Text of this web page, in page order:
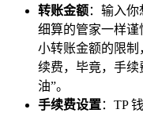
转账金额：输入
细算的管家一样
小转账金额的限
续费，毕竟，手续
油”。
手续费设置：TP